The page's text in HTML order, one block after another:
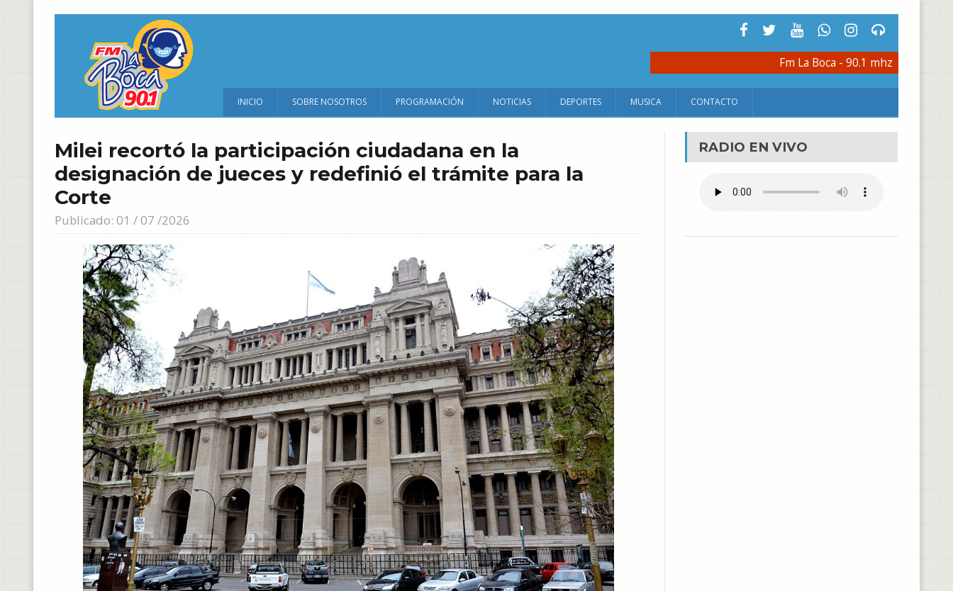
Fm La Boca - 90.1 mhz
INICIO SOBRE NOSOTROS PROGRAMACIÓN NOTICIAS DEPORTES MUSICA CONTACTO
Milei recortó la participación ciudadana en la
designación de jueces y redefinió el trámite para la
Corte
Publicado: 01 / 07 /2026
RADIO EN VIVO